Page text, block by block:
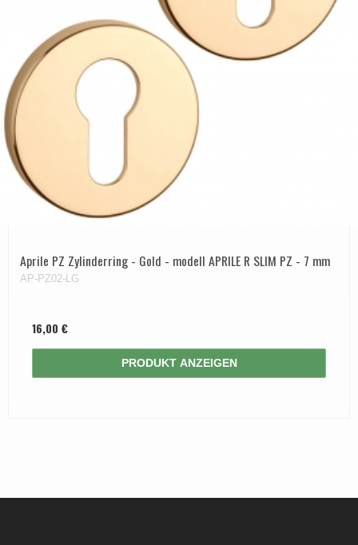
Aprile PZ Zylinderring - Gold - modell APRILE R SLIM PZ - 7 mm
AP-PZ02-LG
16,00 €
PRODUKT ANZEIGEN